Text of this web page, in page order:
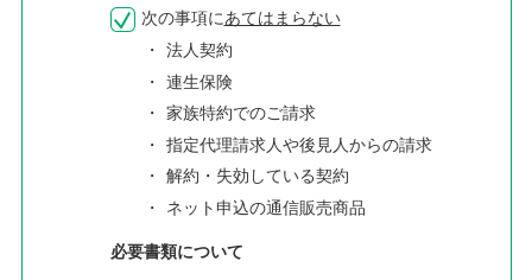
次の事項にあてはまらない
・ 法人契約
・ 連生保険
・ 家族特約でのご請求
・ 指定代理請求人や後見人からの請求
・ 解約・失効している契約
・ ネット申込の通信販売商品
必要書類について